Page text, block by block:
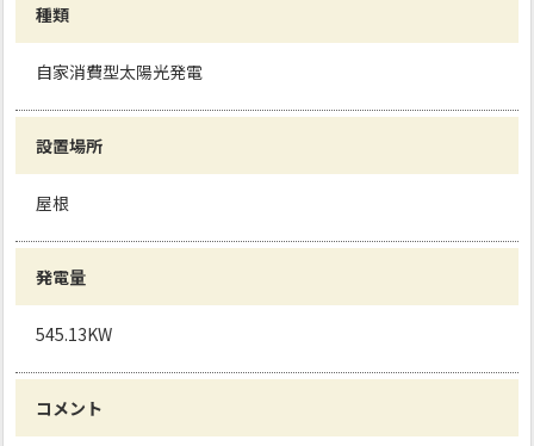
種類
自家消費型太陽光発電
設置場所
屋根
発電量
545.13KW
コメント